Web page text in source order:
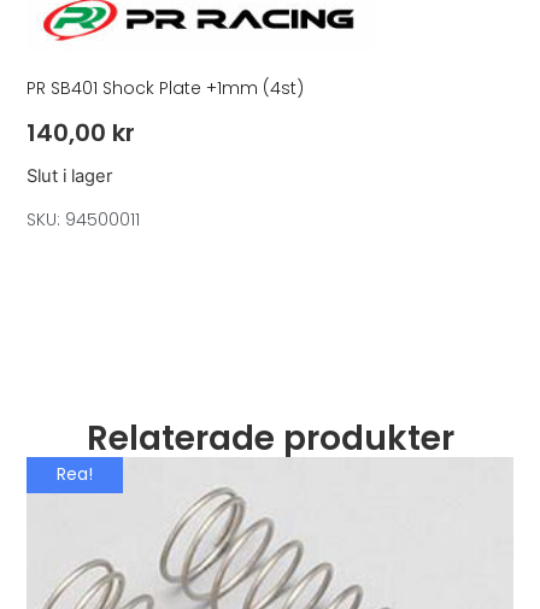
PR SB401 Shock Plate +1mm (4st)
140,00 kr
Slut i lager
SKU: 94500011
Relaterade produkter
Rea!